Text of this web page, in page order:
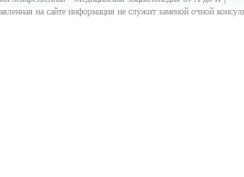
на сайте информация не служит заменой очной